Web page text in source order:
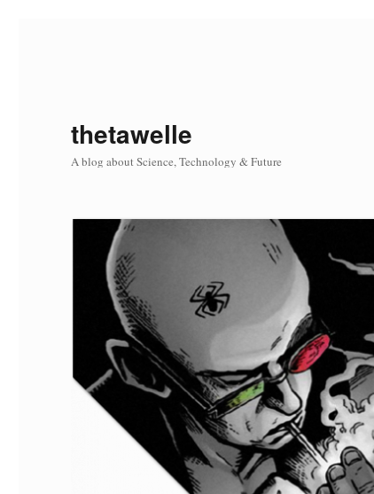
thetawelle
A blog about Science, Technology & Future